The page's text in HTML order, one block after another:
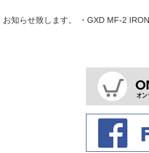
、お知らせ致します。 ・GXD MF-